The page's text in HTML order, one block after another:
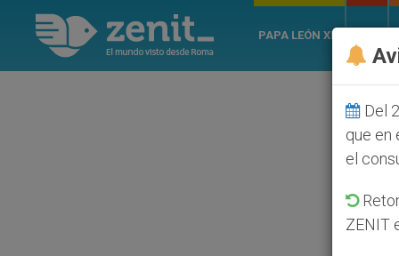
PAPA LEÓN XIV
Del
que en
el
ZENIT